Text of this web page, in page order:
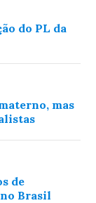
do PL da
mas
de
Brasil